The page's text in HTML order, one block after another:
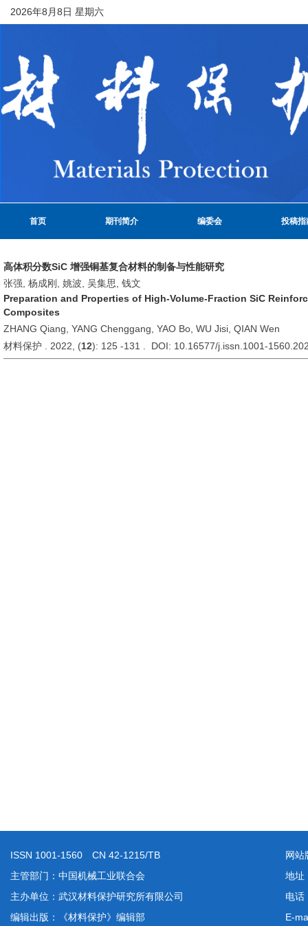
2026年8月8日 星期六
首页 期刊简介 编委会 投稿指
高体积分数SiC 增强铜基复合材料的制备与性能研究
张强, 杨成刚, 姚波, 吴集思, 钱文
Preparation and Properties of High-Volume-Fraction SiC
Composites
ZHANG Qiang, YANG Chenggang, YAO Bo, WU Jisi, QIAN Wen
材料保护 . 2022, (12): 125 -131 . DOI: 10.16577/j.issn.1001-
ISSN 1001-1560 CN 42-1215/TB
主管部门：中国机械工业联合会
主办单位：武汉材料保护研究所有限公司
编辑出版：《材料保护》编辑部
网站
地
电话
E-